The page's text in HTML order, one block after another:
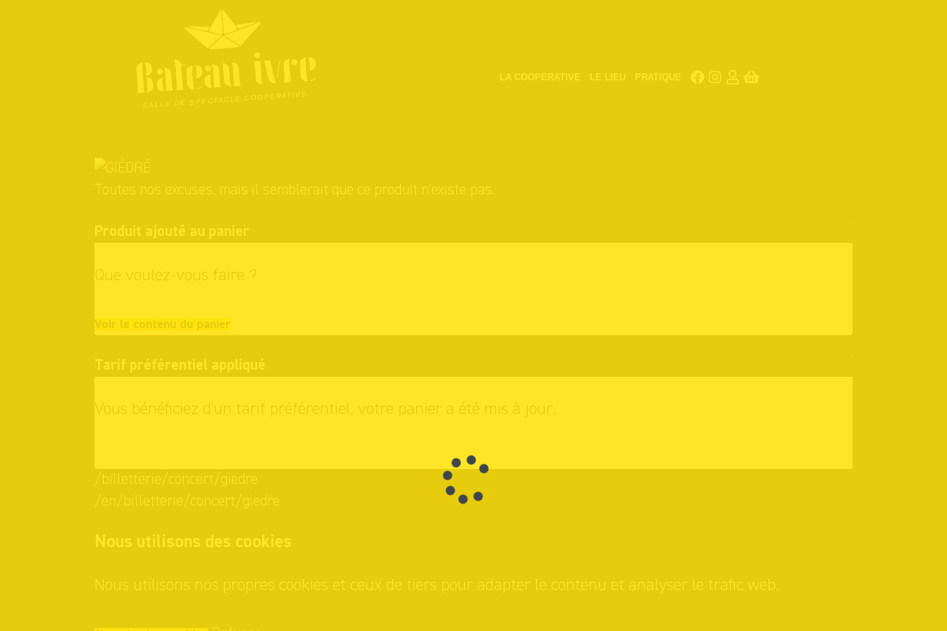
LA COOPERATIVE LE LIEU PRATIQUE
Toutes nos excuses, mais il semblerait que ce produit n'existe pas.
Produit ajouté au panier
Que voulez-vous faire ?
Voir le contenu du panier
Tarif préférentiel appliqué
Vous bénéficiez d'un tarif préférentiel, votre panier a été mis à jour.
/billetterie/concert/giedre
/en/billetterie/concert/giedre
Nous utilisons des cookies
Nous utilisons nos propres cookies et ceux de tiers pour adapter le contenu et analyser le trafic web.